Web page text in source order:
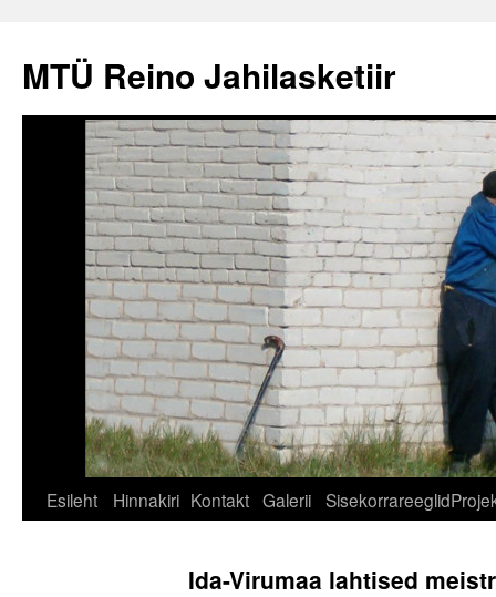
juurde
MTÜ Reino Jahilasketiir
Esileht Hinnakiri Kontakt Galerii Sisekorrareeglid
Ida-Virumaa lahtised